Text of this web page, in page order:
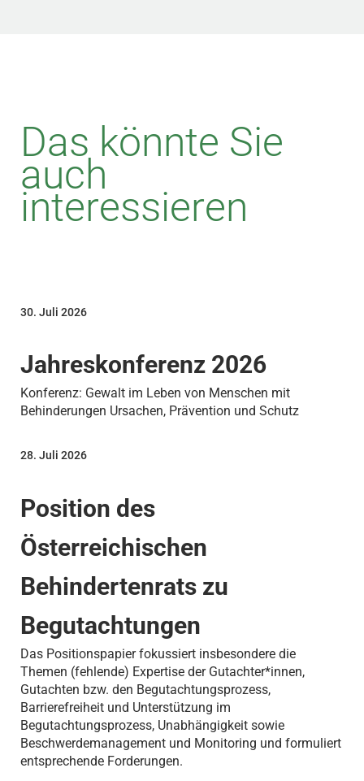
Das könnte Sie
auch
interessieren
Jahreskonferenz 2026
30. Juli 2026
Konferenz: Gewalt im Leben von Menschen mit
Behinderungen Ursachen, Prävention und Schutz
Position des
Österreichischen
Behindertenrats zu
Begutachtungen
28. Juli 2026
Das Positionspapier fokussiert insbesondere die
Themen (fehlende) Expertise der Gutachter*innen,
Gutachten bzw. den Begutachtungsprozess,
Barrierefreiheit und Unterstützung im
Begutachtungsprozess, Unabhängigkeit sowie
Beschwerdemanagement und Monitoring und formuliert
entsprechende Forderungen.